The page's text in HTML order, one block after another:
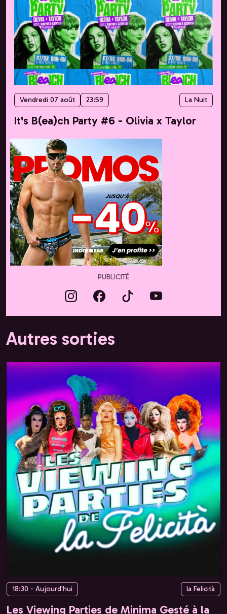
Vendredi 07 août 23:59 La Nuit
It's B(ea)ch Party #6 - Olivia x Taylor
PUBLICITÉ
Autres sorties
18:30 - Aujourd'hui la Felicità
Les Viewing Parties de Minima Gesté à la